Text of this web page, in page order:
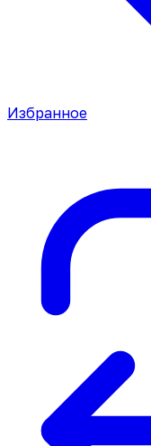
Избранное